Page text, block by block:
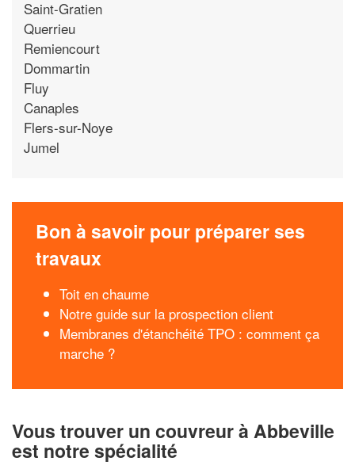
Saint-Gratien
Querrieu
Remiencourt
Dommartin
Fluy
Canaples
Flers-sur-Noye
Jumel
Bon à savoir pour préparer ses
travaux
Toit en chaume
Notre guide sur la prospection client
Membranes d'étanchéité TPO : comment ça
marche ?
Vous trouver un couvreur à Abbeville
est notre spécialité